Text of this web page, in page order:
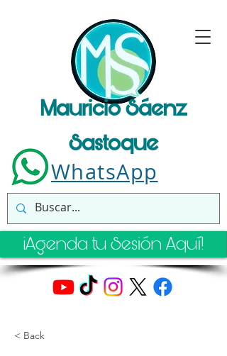
Mauricio Sáenz
Sastoque
WhatsApp
¡Agenda tu Sesión Aquí!
< Back